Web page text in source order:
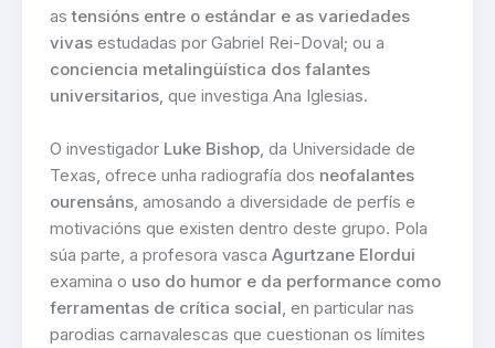
astensións entre o estándar e as variedades
vivas estudadas por Gabriel Rei-Doval; ou a
conciencia metalingüística dos falantes
universitarios , que investiga Ana Iglesias.
O investigador Luke Bishop , da Universidade de
Texas, ofrece unha radiografía dos neofalantes
ourensáns , amosando a diversidade de perfís e
motivacións que existen dentro deste grupo. Pola
súa parte, a profesora vasca Agurtzane Elordui
examina o uso do humor e da performance como
ferramentas de crítica social , en particular nas
parodias carnavalescas que cuestionan os límites